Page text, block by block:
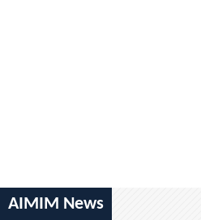
AIMIM News